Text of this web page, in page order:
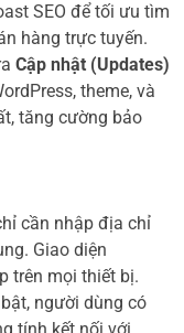
SEO để tối ưu tìm
hàng trực tuyến.
Cập nhật (Updates)
theme, và
tăng cường bảo
cần nhập địa chỉ
Giao diện
trên mọi thiết bị.
người dùng có